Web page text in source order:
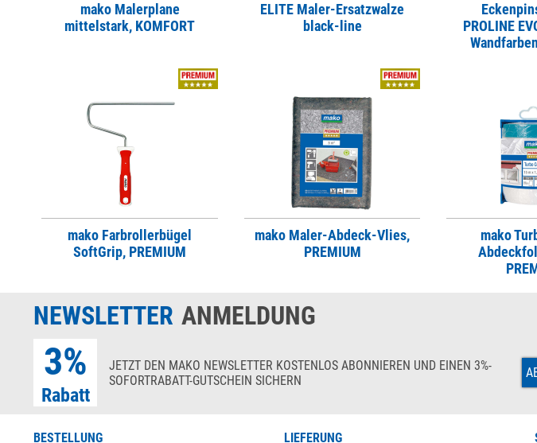
mako Malerplane
mittelstark, KOMFORT
ELITE Maler-Ersatzwalze
black-line
PROLINE
mako Farbrollerbügel
SoftGrip, PREMIUM
mako Maler-Abdeck-Vlies,
PREMIUM
mako
NEWSLETTER ANMELDUNG
3%
Rabatt
JETZT DEN MAKO NEWSLETTER KOSTENLOS ABONNIEREN UND EINEN 3%-
SOFORTRABATT-GUTSCHEIN SICHERN
BESTELLUNG LIEFERUNG